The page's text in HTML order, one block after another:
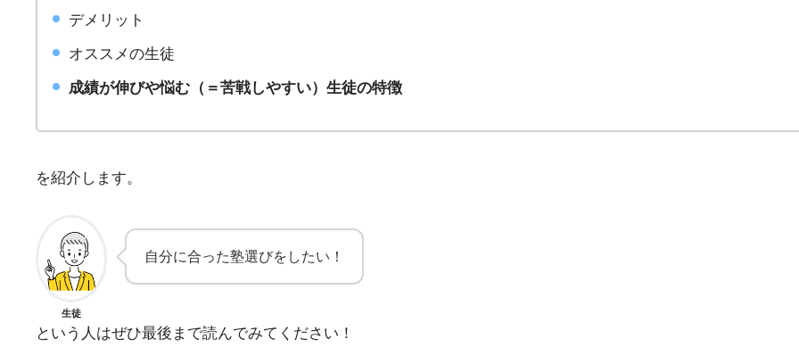
デメリット
オススメの生徒
成績が伸びや悩む（＝苦戦しやすい）生徒の特徴
を紹介します。
生徒
自分に合った塾選びをしたい！
という人はぜひ最後まで読んでみてください！